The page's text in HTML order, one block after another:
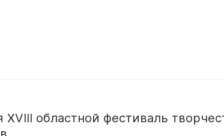
XVIII областной фестиваль